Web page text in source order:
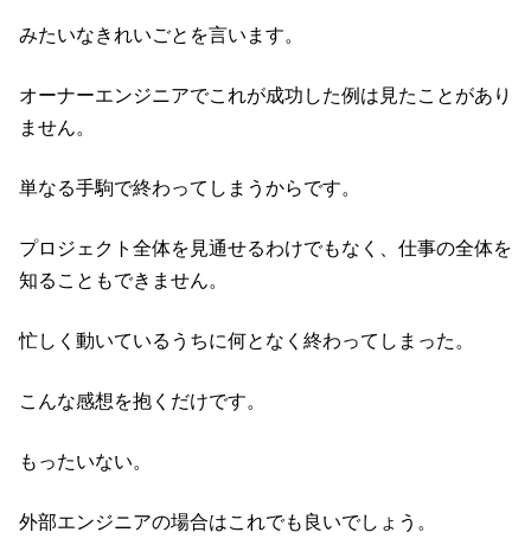
みたいなきれいごとを言います。
オーナーエンジニアでこれが成功した例は見たことがあり
ません。
単なる手駒で終わってしまうからです。
プロジェクト全体を見通せるわけでもなく、仕事の全体を
知ることもできません。
忙しく動いているうちに何となく終わってしまった。
こんな感想を抱くだけです。
もったいない。
外部エンジニアの場合はこれでも良いでしょう。